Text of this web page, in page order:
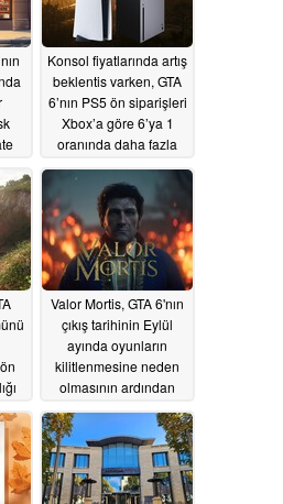
Konsol fiyatlarında artış
beklentis varken, GTA
6’nın PS5 ön siparişleri
Xbox’a göre 6’ya 1
oranında daha fazla
06/27/2026
Valor Mortis, GTA 6'nın
çıkış tarihinin Eylül
ayında oyunların
kilitlenmesine neden
olmasının ardından
06/11/2026